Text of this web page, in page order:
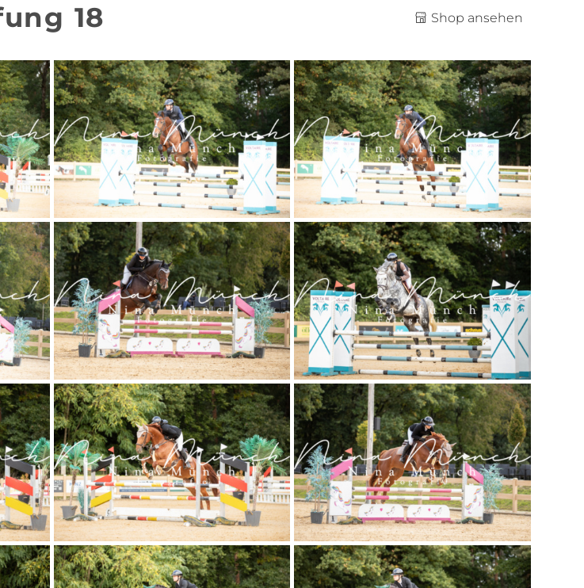
18 Shop ansehen